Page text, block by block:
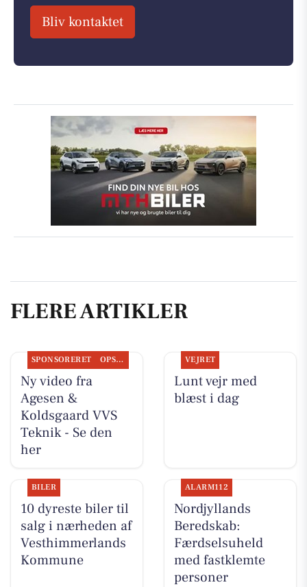
Bliv kontaktet
FLERE ARTIKLER
SPONSORERET OPSLAGSTAVLEN
Ny video fra
Agesen &
Koldsgaard VVS
Teknik - Se den
her
VEJRET
Lunt vejr med
blæst i dag
BILER
10 dyreste biler til
salg i nærheden af
Vesthimmerlands
Kommune
ALARM112
Nordjyllands
Beredskab:
Færdselsuheld
med fastklemte
personer